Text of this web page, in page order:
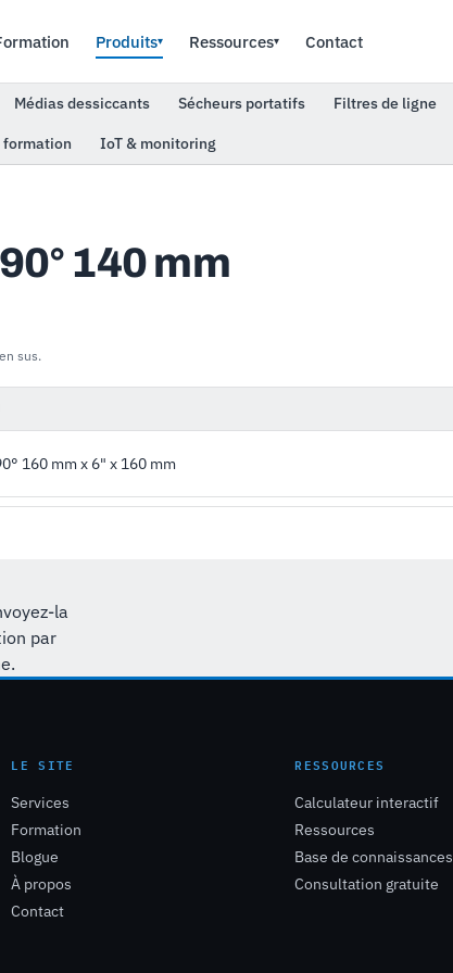
Produits▾ Ressources▾ Contact
Médias dessiccants Sécheurs portatifs Filtres de ligne
formation IoT & monitoring
140 mm
sus.
160 mm x 6" x 160 mm
la
par
LE SITE
Services
Formation
Blogue
À propos
Contact
RESSOURCES
Calculateur interactif
Ressources
Base de connaissances
Consultation gratuite